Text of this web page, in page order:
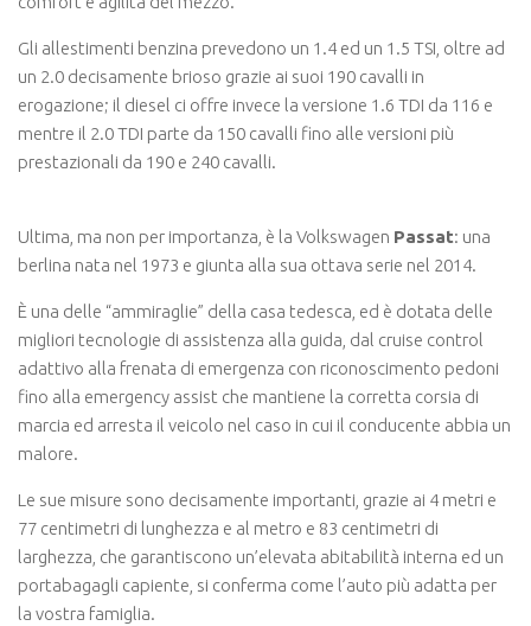
Gli allestimenti benzina prevedono un 1.4 ed un 1.5 TSI, oltre ad
un 2.0 decisamente brioso grazie ai suoi 190 cavalli in
erogazione; il diesel ci offre invece la versione 1.6 TDI da 116 e
mentre il 2.0 TDI parte da 150 cavalli fino alle versioni più
prestazionali da 190 e 240 cavalli.
Ultima, ma non per importanza, è la Volkswagen Passat: una
berlina nata nel 1973 e giunta alla sua ottava serie nel 2014.
È una delle “ammiraglie” della casa tedesca, ed è dotata delle
migliori tecnologie di assistenza alla guida, dal cruise control
adattivo alla frenata di emergenza con riconoscimento pedoni
fino alla emergency assist che mantiene la corretta corsia di
marcia ed arresta il veicolo nel caso in cui il conducente abbia un
malore.
Le sue misure sono decisamente importanti, grazie ai 4 metri e
77 centimetri di lunghezza e al metro e 83 centimetri di
larghezza, che garantiscono un’elevata abitabilità interna ed un
portabagagli capiente, si conferma come l’auto più adatta per
la vostra famiglia.